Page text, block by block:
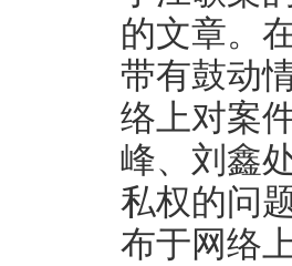
的文章。
带有鼓动
络上对案
峰、刘鑫
私权的问
布于网络